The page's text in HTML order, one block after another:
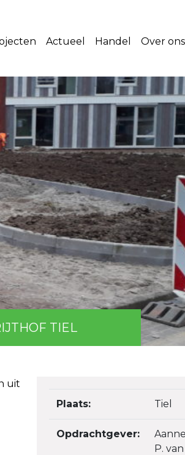
Actueel Handel Over ons
TIEL
uit
Plaats: Tiel
Opdrachtgever:
P.